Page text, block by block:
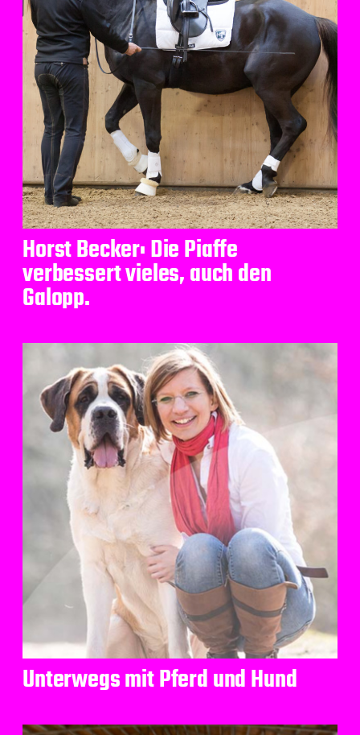
Horst Becker: Die Piaffe
verbessert vieles, auch den
Galopp.
Unterwegs mit Pferd und Hund